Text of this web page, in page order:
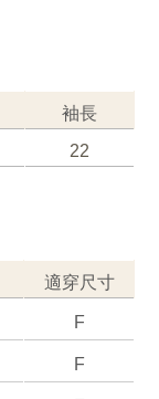
袖長
22
適穿尺寸
F
F